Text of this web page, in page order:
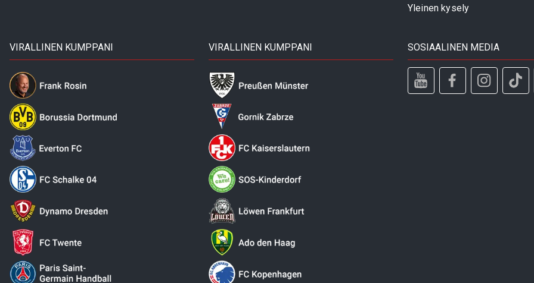
Yleinen kysely
VIRALLINEN KUMPPANI VIRALLINEN KUMPPANI SOSIAALINEN MEDIA